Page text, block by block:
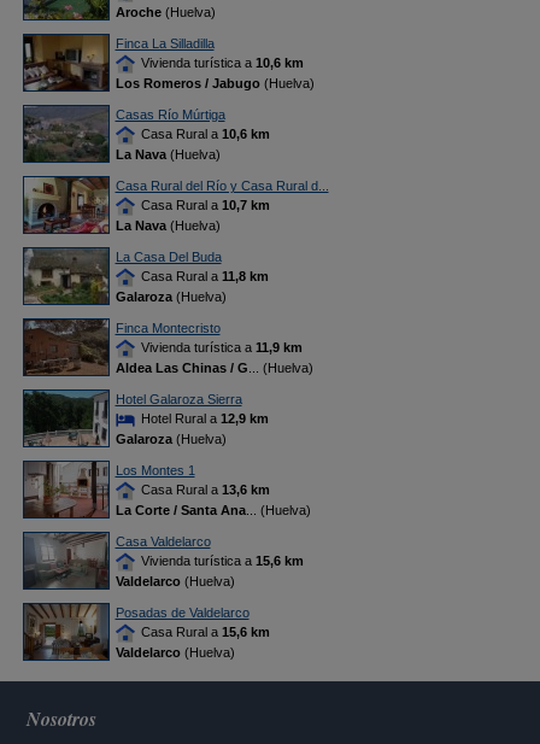
Aroche(Huelva)
Finca La Silladilla
Vivienda turística a 10,6 km
Los Romeros / Jabugo(Huelva)
Casas Río Múrtiga
Casa Rural a 10,6 km
La Nava(Huelva)
Casa Rural del Río y Casa Rural d...
Casa Rural a 10,7 km
La Nava(Huelva)
La Casa Del Buda
Casa Rural a 11,8 km
Galaroza(Huelva)
Finca Montecristo
Vivienda turística a 11,9 km
Aldea Las Chinas / G ... (Huelva)
Hotel Galaroza Sierra
Hotel Rural a 12,9 km
Galaroza(Huelva)
Los Montes 1
Casa Rural a 13,6 km
La Corte / Santa Ana... (Huelva)
Casa Valdelarco
Vivienda turística a 15,6 km
Valdelarco(Huelva)
Posadas de Valdelarco
Casa Rural a 15,6 km
Valdelarco(Huelva)
Nosotros